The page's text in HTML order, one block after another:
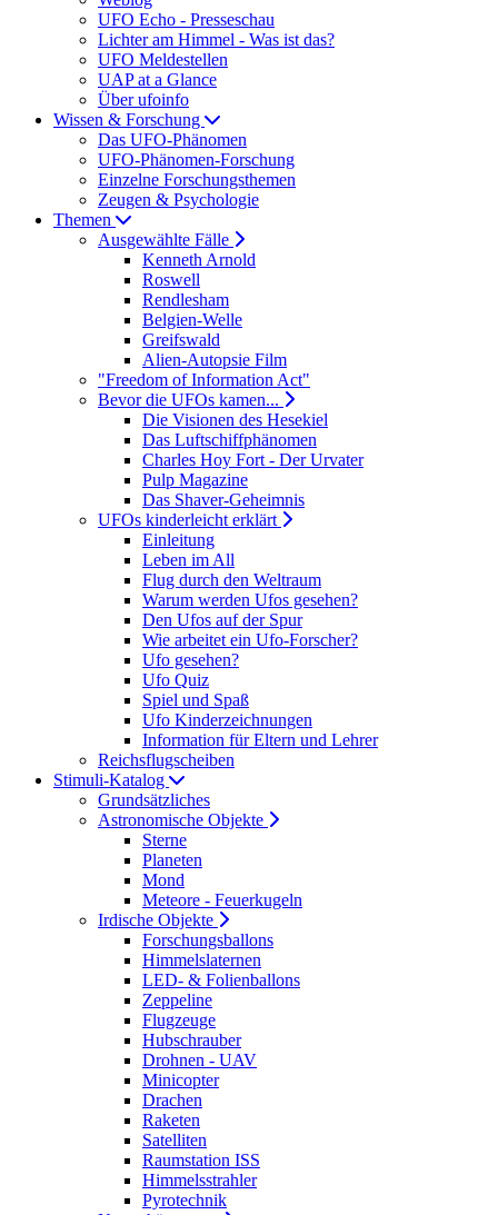
UFO Echo - Presseschau
Lichter am Himmel - Was ist das?
UFO Meldestellen
UAP at a Glance
Über ufoinfo
Wissen & Forschung
Das UFO-Phänomen
UFO-Phänomen-Forschung
Einzelne Forschungsthemen
Zeugen & Psychologie
Themen
Ausgewählte Fälle
Kenneth Arnold
Roswell
Rendlesham
Belgien-Welle
Greifswald
Alien-Autopsie Film
"Freedom of Information Act"
Bevor die UFOs kamen...
Die Visionen des Hesekiel
Das Luftschiffphänomen
Charles Hoy Fort - Der Urvater
Pulp Magazine
Das Shaver-Geheimnis
UFOs kinderleicht erklärt
Einleitung
Leben im All
Flug durch den Weltraum
Warum werden Ufos gesehen?
Den Ufos auf der Spur
Wie arbeitet ein Ufo-Forscher?
Ufo gesehen?
Ufo Quiz
Spiel und Spaß
Ufo Kinderzeichnungen
Information für Eltern und Lehrer
Reichsflugscheiben
Stimuli-Katalog
Grundsätzliches
Astronomische Objekte
Sterne
Planeten
Mond
Meteore - Feuerkugeln
Irdische Objekte
Forschungsballons
Himmelslaternen
LED- & Folienballons
Zeppeline
Flugzeuge
Hubschrauber
Drohnen - UAV
Minicopter
Drachen
Raketen
Satelliten
Raumstation ISS
Himmelsstrahler
Pyrotechnik